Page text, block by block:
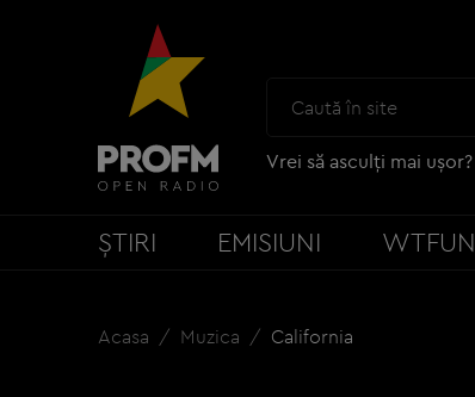
Vrei să asculți mai ușor?
ȘTIRI EMISIUNI WTFUN
Acasa Muzica California